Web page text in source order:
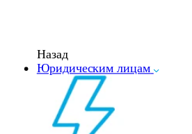
Назад
Юридическим лицам